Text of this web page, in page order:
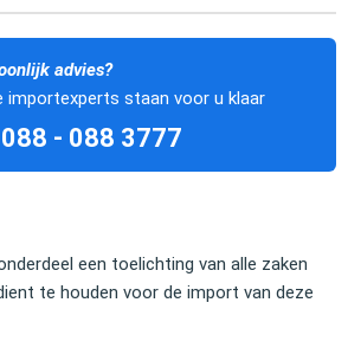
advies?
importexperts staan voor u klaar
088 - 088 3777
een toelichting van alle zaken
te houden voor de import van deze